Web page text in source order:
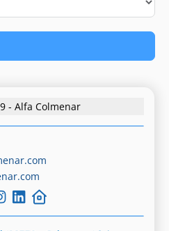
- Alfa Colmenar